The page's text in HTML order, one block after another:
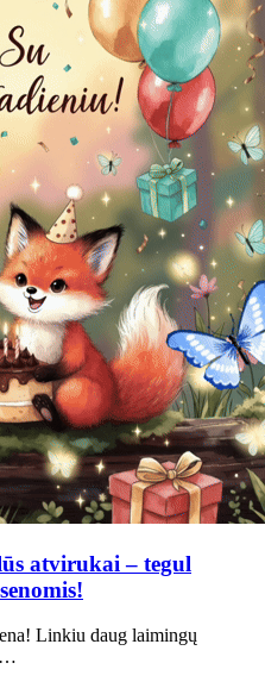
atvirukai – tegul
Linkiu daug laimingų